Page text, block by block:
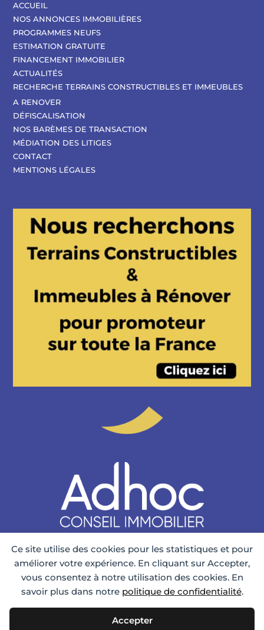
Ce site utilise des cookies pour les statistiques et pour
améliorer votre expérience. En cliquant sur Accepter,
vous consentez à notre utilisation des cookies. En
savoir plus dans notre politique de confidentialité.
Accepter
ACCUEIL
NOS ANNONCES IMMOBILIÈRES
PROGRAMMES NEUFS
ESTIMATION GRATUITE
FINANCEMENT IMMOBILIER
ACTUALITÉS
RECHERCHE TERRAINS CONSTRUCTIBLES ET IMMEUBLES
A RENOVER
DÉFISCALISATION
NOS BARÈMES DE TRANSACTION
MÉDIATION DES LITIGES
CONTACT
MENTIONS LÉGALES